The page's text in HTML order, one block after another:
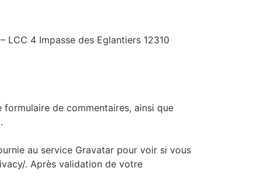
4 Impasse des Eglantiers 12310
de commentaires, ainsi que
au service Gravatar pour voir si vous
. Après validation de votre